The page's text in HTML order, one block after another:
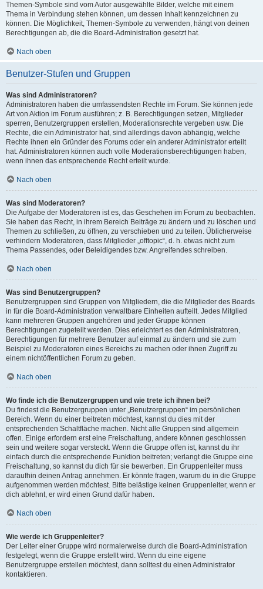
Themen-Symbole sind vom Autor ausgewählte Bilder, welche mit einem
Thema in Verbindung stehen können, um dessen Inhalt kennzeichnen zu
können. Die Möglichkeit, Themen-Symbole zu verwenden, hängt von deinen
Berechtigungen ab, die die Board-Administration gesetzt hat.
Nach oben
Benutzer-Stufen und Gruppen
Was sind Administratoren?
Administratoren haben die umfassendsten Rechte im Forum. Sie können jede
Art von Aktion im Forum ausführen; z. B. Berechtigungen setzen, Mitglieder
sperren, Benutzergruppen erstellen, Moderationsrechte vergeben usw. Die
Rechte, die ein Administrator hat, sind allerdings davon abhängig, welche
Rechte ihnen ein Gründer des Forums oder ein anderer Administrator erteilt
hat. Administratoren können auch volle Moderationsberechtigungen haben,
wenn ihnen das entsprechende Recht erteilt wurde.
Nach oben
Was sind Moderatoren?
Die Aufgabe der Moderatoren ist es, das Geschehen im Forum zu beobachten.
Sie haben das Recht, in ihrem Bereich Beiträge zu ändern und zu löschen und
Themen zu schließen, zu öffnen, zu verschieben und zu teilen. Üblicherweise
verhindern Moderatoren, dass Mitglieder „offtopic“, d. h. etwas nicht zum
Thema Passendes, oder Beleidigendes bzw. Angreifendes schreiben.
Nach oben
Was sind Benutzergruppen?
Benutzergruppen sind Gruppen von Mitgliedern, die die Mitglieder des Boards
in für die Board-Administration verwaltbare Einheiten aufteilt. Jedes Mitglied
kann mehreren Gruppen angehören und jeder Gruppe können
Berechtigungen zugeteilt werden. Dies erleichtert es den Administratoren,
Berechtigungen für mehrere Benutzer auf einmal zu ändern und sie zum
Beispiel zu Moderatoren eines Bereichs zu machen oder ihnen Zugriff zu
einem nichtöffentlichen Forum zu geben.
Nach oben
Wo finde ich die Benutzergruppen und wie trete ich ihnen bei?
Du findest die Benutzergruppen unter „Benutzergruppen“ im persönlichen
Bereich. Wenn du einer beitreten möchtest, kannst du dies mit der
entsprechenden Schaltfläche machen. Nicht alle Gruppen sind allgemein
offen. Einige erfordern erst eine Freischaltung, andere können geschlossen
sein und weitere sogar versteckt. Wenn die Gruppe offen ist, kannst du ihr
einfach durch die entsprechende Funktion beitreten; verlangt die Gruppe eine
Freischaltung, so kannst du dich für sie bewerben. Ein Gruppenleiter muss
daraufhin deinen Antrag annehmen. Er könnte fragen, warum du in die Gruppe
aufgenommen werden möchtest. Bitte belästige keinen Gruppenleiter, wenn er
dich ablehnt, er wird einen Grund dafür haben.
Nach oben
Wie werde ich Gruppenleiter?
Der Leiter einer Gruppe wird normalerweise durch die Board-Administration
festgelegt, wenn die Gruppe erstellt wird. Wenn du eine eigene
Benutzergruppe erstellen möchtest, dann solltest du einen Administrator
kontaktieren.